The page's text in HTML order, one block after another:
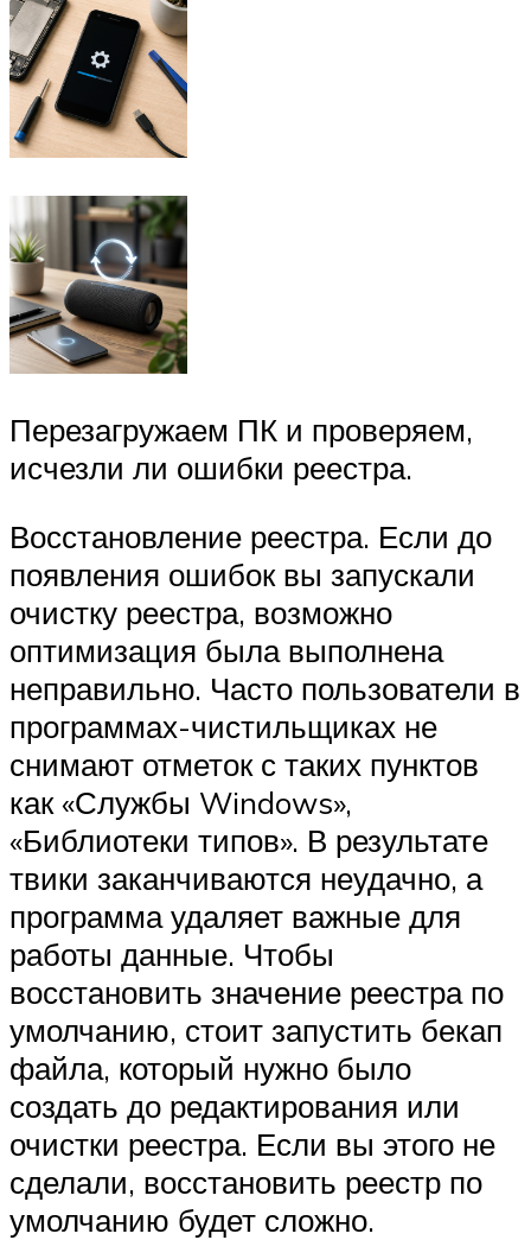
Перезагружаем ПК и проверяем,
исчезли ли ошибки реестра.
Восстановление реестра. Если до
появления ошибок вы запускали
очистку реестра, возможно
оптимизация была выполнена
неправильно. Часто пользователи в
программах-чистильщиках не
снимают отметок с таких пунктов
как «Службы Windows»,
«Библиотеки типов». В результате
твики заканчиваются неудачно, а
программа удаляет важные для
работы данные. Чтобы
восстановить значение реестра по
умолчанию, стоит запустить бекап
файла, который нужно было
создать до редактирования или
очистки реестра. Если вы этого не
сделали, восстановить реестр по
умолчанию будет сложно.